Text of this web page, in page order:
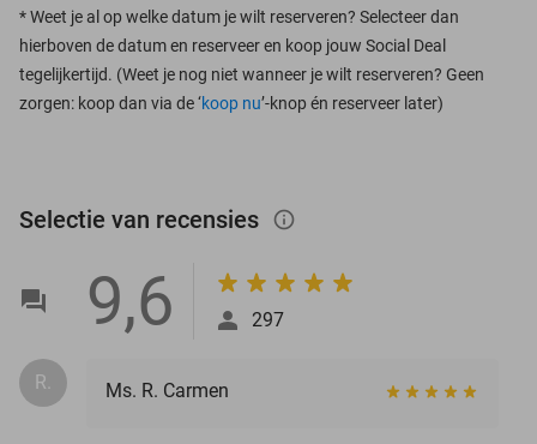
*Weet je al op welke datum je wilt reserveren? Selecteer dan
hierboven de datum en reserveer en koop jouw Social Deal
tegelijkertijd. (Weet je nog niet wanneer je wilt reserveren? Geen
zorgen: koop dan via de ‘koop nu’-knop én reserveer later)
Selectie van recensies info_outlined
9,6 297
R. Ms. R. Carmen